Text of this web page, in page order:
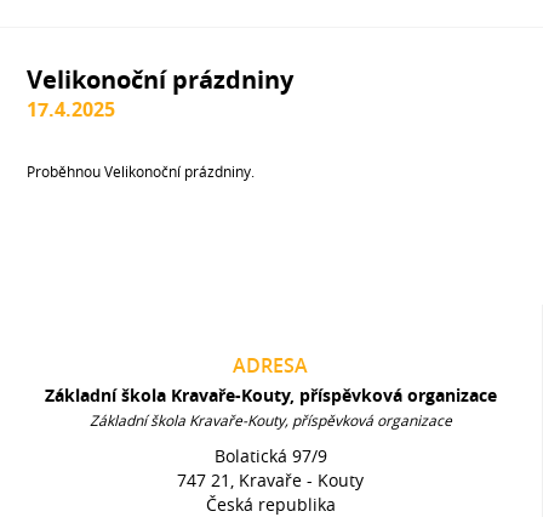
Velikonoční prázdniny
17.4.2025
Proběhnou Velikonoční prázdniny.
ADRESA
Základní škola Kravaře-Kouty, příspěvková organizace
Základní škola Kravaře-Kouty, příspěvková organizace
Bolatická 97/9
747 21, Kravaře - Kouty
Česká republika